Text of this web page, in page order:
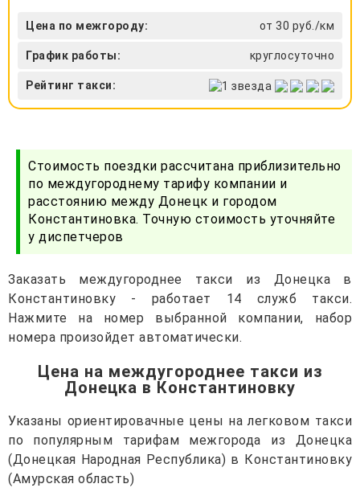
Цена по межгороду: от 30 руб./км
График работы: круглосуточно
Рейтинг такси:
Стоимость поездки рассчитана приблизительно
по междугороднему тарифу компании и
расстоянию между Донецк и городом
Константиновка. Точную стоимость уточняйте
у диспетчеров
Заказать междугороднее такси из Донецка в
Константиновку - работает 14 служб такси.
Нажмите на номер выбранной компании, набор
номера произойдет автоматически.
Цена на междугороднее такси из
Донецка в Константиновку
Указаны ориентировачные цены на легковом такси
по популярным тарифам межгорода из Донецка
(Донецкая Народная Республика) в Константиновку
(Амурская область)